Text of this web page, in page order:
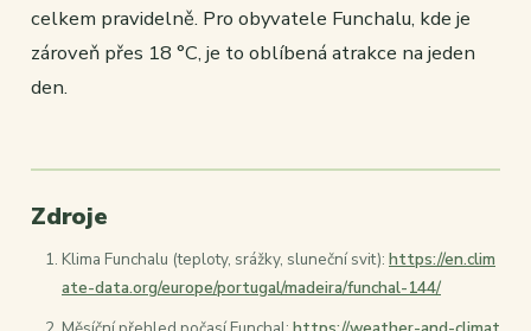
celkem pravidelně. Pro obyvatele Funchalu, kde je
zároveň přes 18 °C, je to oblíbená atrakce na jeden
den.
Zdroje
Klima Funchalu (teploty, srážky, sluneční svit): https://en.clim
ate-data.org/europe/portugal/madeira/funchal-144/